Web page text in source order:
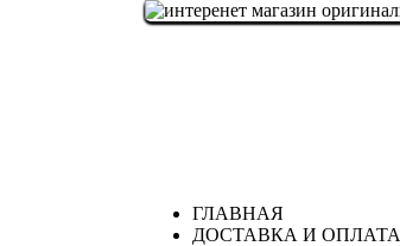
ГЛАВНАЯ
ДОСТАВКА И ОПЛАТА